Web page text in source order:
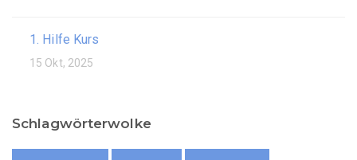
1. Hilfe Kurs
15 Okt, 2025
Schlagwörterwolke